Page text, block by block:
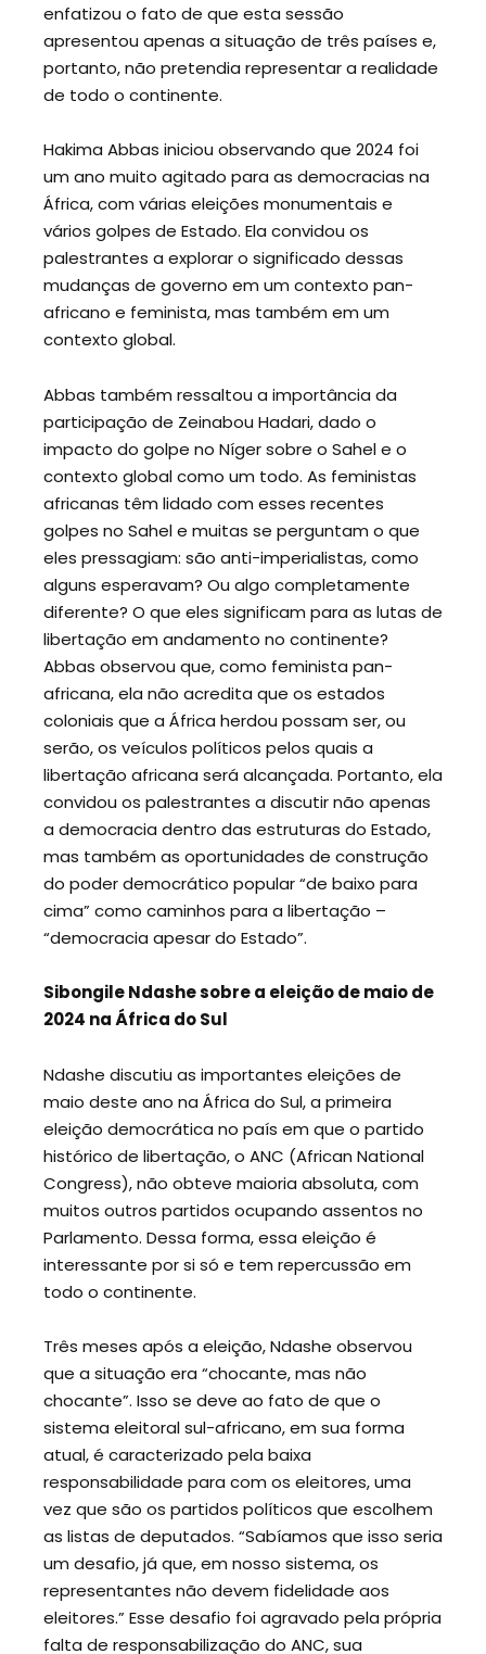
enfatizou o fato de que esta sessão
apresentou apenas a situação de três países e,
portanto, não pretendia representar a realidade
de todo o continente.
Hakima Abbas iniciou observando que 2024 foi
um ano muito agitado para as democracias na
África, com várias eleições monumentais e
vários golpes de Estado. Ela convidou os
palestrantes a explorar o significado dessas
mudanças de governo em um contexto pan-
africano e feminista, mas também em um
contexto global.
Abbas também ressaltou a importância da
participação de Zeinabou Hadari, dado o
impacto do golpe no Níger sobre o Sahel e o
contexto global como um todo. As feministas
africanas têm lidado com esses recentes
golpes no Sahel e muitas se perguntam o que
eles pressagiam: são anti-imperialistas, como
alguns esperavam? Ou algo completamente
diferente? O que eles significam para as lutas de
libertação em andamento no continente?
Abbas observou que, como feminista pan-
africana, ela não acredita que os estados
coloniais que a África herdou possam ser, ou
serão, os veículos políticos pelos quais a
libertação africana será alcançada. Portanto, ela
convidou os palestrantes a discutir não apenas
a democracia dentro das estruturas do Estado,
mas também as oportunidades de construção
do poder democrático popular “de baixo para
cima” como caminhos para a libertação –
“democracia apesar do Estado”.
Sibongile Ndashe sobre a eleição de maio de
2024 na África do Sul
Ndashe discutiu as importantes eleições de
maio deste ano na África do Sul, a primeira
eleição democrática no país em que o partido
histórico de libertação, o ANC (African National
Congress), não obteve maioria absoluta, com
muitos outros partidos ocupando assentos no
Parlamento. Dessa forma, essa eleição é
interessante por si só e tem repercussão em
todo o continente.
Três meses após a eleição, Ndashe observou
que a situação era “chocante, mas não
chocante”. Isso se deve ao fato de que o
sistema eleitoral sul-africano, em sua forma
atual, é caracterizado pela baixa
responsabilidade para com os eleitores, uma
vez que são os partidos políticos que escolhem
as listas de deputados. “Sabíamos que isso seria
um desafio, já que, em nosso sistema, os
representantes não devem fidelidade aos
eleitores.” Esse desafio foi agravado pela própria
falta de responsabilização do ANC, sua